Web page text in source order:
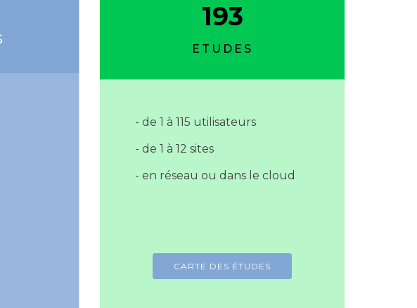
193
ETUDES
- de 1 à 115 utilisateurs
- de 1 à 12 sites
- en réseau ou dans le cloud
CARTE DES ÉTUDES